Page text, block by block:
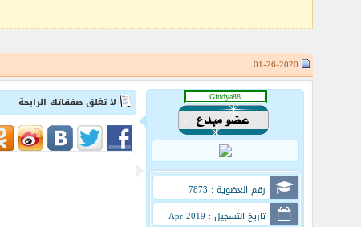
رقم العضوية : 7873
تاريخ التسجيل : Apr 2019
لا تغلق صفقاتك الرابحة